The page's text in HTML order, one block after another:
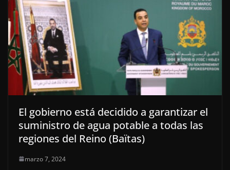
El gobierno está decidido a garantizar el
suministro de agua potable a todas las
regiones del Reino (Baïtas)
marzo 7, 2024